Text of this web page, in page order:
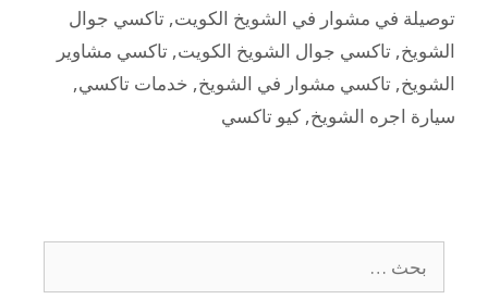
توصيلة في مشوار في الشويخ الكويت, تاكسي جوال
الشويخ, تاكسي جوال الشويخ الكويت, تاكسي مشاوير
الشويخ, تاكسي مشوار في الشويخ, خدمات تاكسي,
سيارة اجره الشويخ, كيو تاكسي